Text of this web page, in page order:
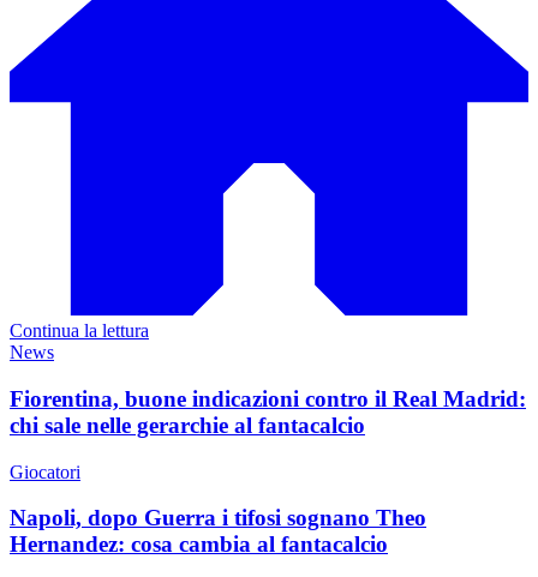
Continua la lettura
News
Fiorentina, buone indicazioni contro il Real Madrid:
chi sale nelle gerarchie al fantacalcio
Giocatori
Napoli, dopo Guerra i tifosi sognano Theo
Hernandez: cosa cambia al fantacalcio